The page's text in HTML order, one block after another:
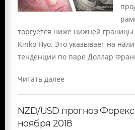
торгуется ниже нижней
Kinko Hyo. Это указывает на
тенденции по паре Доллар
Читать далее
NZD/USD прогноз Форекс
ноября 2018